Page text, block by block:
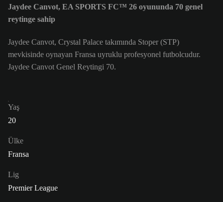
Jaydee Canvot, EA SPORTS FC™ 26 oyununda 70 genel
reytinge sahip
Jaydee Canvot, Crystal Palace takımında Stoper (STP)
mevkisinde oynayan Fransa uyruklu profesyonel futbolcudur.
Jaydee Canvot Genel Reytingi 70.
Yaş
20
Ülke
Fransa
Lig
Premier League